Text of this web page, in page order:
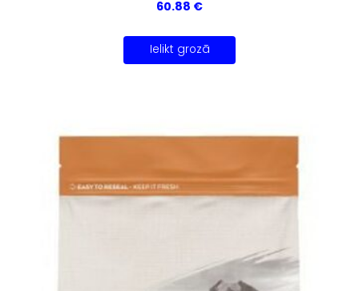
60.88 €
Ielikt grozā